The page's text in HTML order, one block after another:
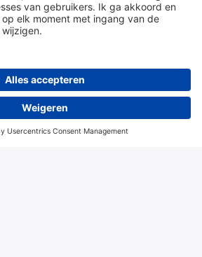
Disclaimer
Colofon
© 2026 Hitma B.V.